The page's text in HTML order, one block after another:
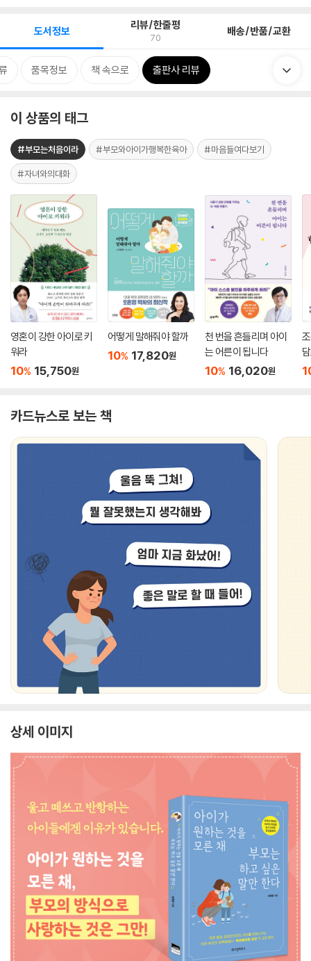
도서정보 리뷰/한줄평
70 배송/반품/교환
품목정보 책 속으로 출판사 리뷰
이 상품의 태그
#부모는처음이라 #부모와아이가행복한육아 #마음들여다보기
#자녀와의대화
영혼이 강한 아이로 키
워라
10% 15,750원
어떻게 말해줘야 할까
10% 17,820원
천 번을 흔들리며 아이
는 어른이 됩니다
10% 16,020원
카드뉴스로 보는 책
상세 이미지